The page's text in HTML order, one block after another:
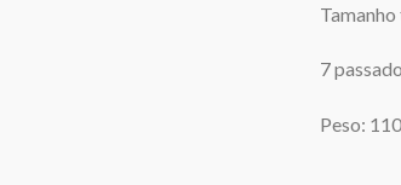
7
Peso: